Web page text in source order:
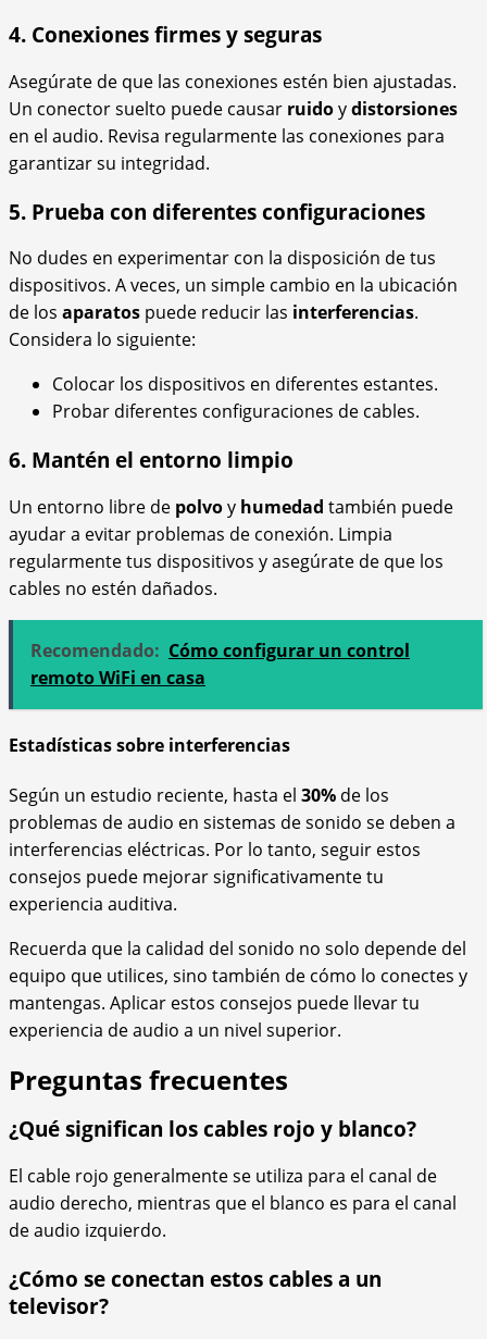
4. Conexiones firmes y seguras
Asegúrate de que las conexiones estén bien ajustadas.
Un conector suelto puede causar ruidoydistorsiones
en el audio. Revisa regularmente las conexiones para
garantizar su integridad.
5. Prueba con diferentes configuraciones
No dudes en experimentar con la disposición de tus
dispositivos. A veces, un simple cambio en la ubicación
de los aparatos puede reducir las interferencias.
Considera lo siguiente:
Colocar los dispositivos en diferentes estantes.
Probar diferentes configuraciones de cables.
6. Mantén el entorno limpio
Un entorno libre de polvoy humedad también puede
ayudar a evitar problemas de conexión. Limpia
regularmente tus dispositivos y asegúrate de que los
cables no estén dañados.
Recomendado: Cómo configurar un control
remoto WiFi en casa
Estadísticas sobre interferencias
Según un estudio reciente, hasta el 30% de los
problemas de audio en sistemas de sonido se deben a
interferencias eléctricas. Por lo tanto, seguir estos
consejos puede mejorar significativamente tu
experiencia auditiva.
Recuerda que la calidad del sonido no solo depende del
equipo que utilices, sino también de cómo lo conectes y
mantengas. Aplicar estos consejos puede llevar tu
experiencia de audio a un nivel superior.
Preguntas frecuentes
¿Qué significan los cables rojo y blanco?
El cable rojo generalmente se utiliza para el canal de
audio derecho, mientras que el blanco es para el canal
de audio izquierdo.
¿Cómo se conectan estos cables a un
televisor?